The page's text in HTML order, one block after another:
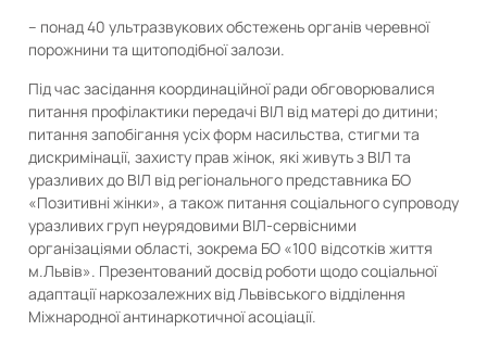
– понад 40 ультразвукових обстежень органів черевної
порожнини та щитоподібної залози.
Під час засідання координаційної ради обговорювалися
питання профілактики передачі ВІЛ від матері до дитини;
питання запобігання усіх форм насильства, стигми та
дискримінації, захисту прав жінок, які живуть з ВІЛ та
уразливих до ВІЛ від регіонального представника БО
«Позитивні жінки», а також питання соціального супроводу
уразливих груп неурядовими ВІЛ-сервісними
організаціями області, зокрема БО «100 відсотків життя
м.Львів». Презентований досвід роботи щодо соціальної
адаптації наркозалежних від Львівського відділення
Міжнародної антинаркотичної асоціації.